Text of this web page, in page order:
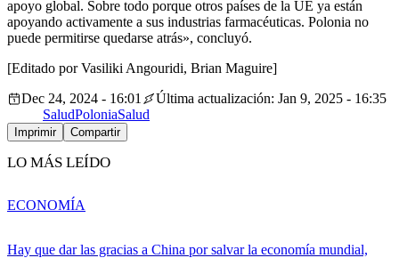
apoyo global. Sobre todo porque otros países de la UE ya están
apoyando activamente a sus industrias farmacéuticas. Polonia no
puede permitirse quedarse atrás», concluyó.
[Editado por Vasiliki Angouridi, Brian Maguire]
Dec 24, 2024 - 16:01
Última actualización: Jan 9, 2025 - 16:35
SaludPoloniaSalud
Imprimir Compartir
LO MÁS LEÍDO
Hay que dar las gracias a China por salvar la economía mundial,
ECONOMÍA